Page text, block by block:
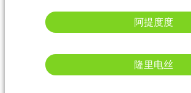
阿提度度
隆里电丝